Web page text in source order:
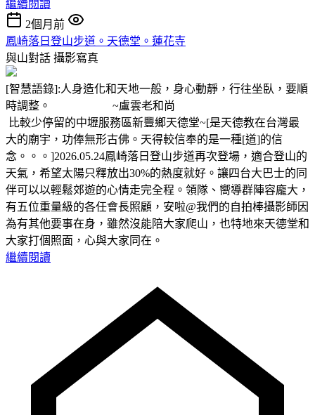
繼續閱讀
2個月前
鳳崎落日登山步道。天德堂。蓮花寺
與山對話 攝影寫真
[智慧語錄]:人身造化和天地一般，身心動靜，行往坐臥，要順
時調整。 ~盧雲老和尚
比較少停留的中壢服務區新豐鄉天德堂~[是天德教在台灣最
大的廟宇，功俸無形古佛。天得較信奉的是一種[道]的信
念。。。]2026.05.24鳳崎落日登山步道再次登場，適合登山的
天氣，希望太陽只釋放出30%的熱度就好。讓四台大巴士的同
伴可以以輕鬆郊遊的心情走完全程。領隊、嚮導群陣容龐大，
有五位重量級的各任會長照顧，安啦@我們的自拍棒攝影師因
為有其他要事在身，雖然沒能陪大家爬山，也特地來天德堂和
大家打個照面，心與大家同在。
繼續閱讀